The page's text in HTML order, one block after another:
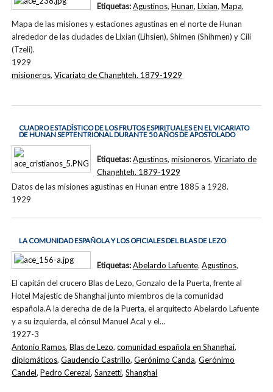
Mapa de las misiones y estaciones agustinas en el norte de Hunan
alrededor de las ciudades de Lixian (Lihsien), Shimen (Shihmen) y Cili
(Tzeli).
1929
Etiquetas:Agustinos, Hunan, Lixian, Mapa,
misioneros,Vicariato de Changhteh. 1879-1929
CUADRO ESTADÍSTICO DE LOS FRUTOS ESPIRITUALES EN EL VICARIATO
DE HUNAN SEPTENTRIONAL DURANTE 50 AÑOS DE APOSTOLADO
Datos de las misiones agustinas en Hunan entre 1885 a 1928.
1929
Etiquetas:Agustinos, misioneros, Vicariato de
Changhteh. 1879-1929
LA COMUNIDAD ESPAÑOLA Y LOS OFICIALES DEL BLAS DE LEZO
El capitán del crucero Blas de Lezo, Gonzalo de la Puerta, frente al
Hotel Majestic de Shanghai junto miembros de la comunidad
española.A la derecha de de la Puerta, el arquitecto Abelardo Lafuente
y a su izquierda, el cónsul Manuel Acal y el…
1927-3
Etiquetas:Abelardo Lafuente, Agustinos,
Antonio Ramos,Blas de Lezo,comunidad española en Shanghai,
diplomáticos,Gaudencio Castrillo,Gerónimo Canda,Gerónimo
Candel,Pedro Cerezal,Sanzetti,Shanghai